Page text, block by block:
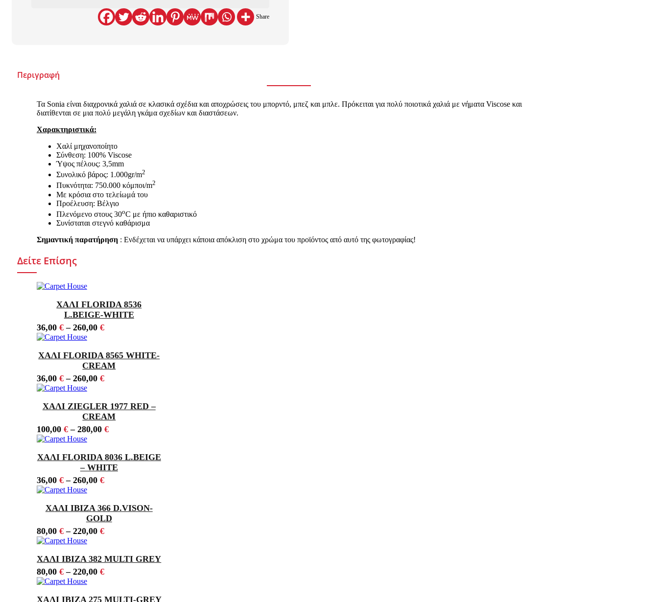
Share
Περιγραφή
Τα Sonia είναι διαχρονικά χαλιά σε κλασικά σχέδια και αποχρώσεις του μπορντό, μπεζ και μπλε. Πρόκειται για πολύ ποιοτικά χαλιά με νήματα Viscose και
διατίθενται σε μια πολύ μεγάλη γκάμα σχεδίων και διαστάσεων.
Χαρακτηριστικά:
Χαλί μηχανοποίητο
Σύνθεση: 100% Viscose
Ύψος πέλους: 3,5mm
Συνολικό βάρος: 1.000gr/m2
Πυκνότητα: 750.000 κόμποι/m2
Με κρόσια στο τελείωμά του
Προέλευση: Βέλγιο
Πλενόμενο στους 30οC με ήπιο καθαριστικό
Συνίσταται στεγνό καθάρισμα
Σημαντική παρατήρηση: Ενδέχεται να υπάρχει κάποια απόκλιση στο χρώμα του προϊόντος από αυτό της φωτογραφίας!
Δείτε Επίσης
ΧΑΛΙ FLORIDA 8536
L.BEIGE-WHITE
36,00 €– 260,00 €
ΧΑΛΙ FLORIDA 8565 WHITE-
CREAM
36,00 €– 260,00 €
ΧΑΛΙ ZIEGLER 1977 RED –
CREAM
100,00 €– 280,00 €
ΧΑΛΙ FLORIDA 8036 L.BEIGE
– WHITE
36,00 €– 260,00 €
ΧΑΛΙ IBIZA 366 D.VISON-
GOLD
80,00 €– 220,00 €
ΧΑΛΙ IBIZA 382 MULTI GREY
80,00 €– 220,00 €
ΧΑΛΙ IBIZA 275 MULTI-GREY